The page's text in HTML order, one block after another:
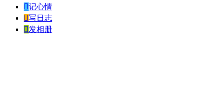
记心情
写日志
发相册